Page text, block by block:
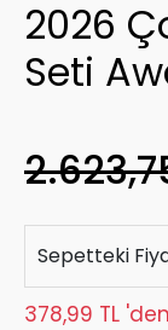
2026
Seti
Sepetteki
378,99 TL